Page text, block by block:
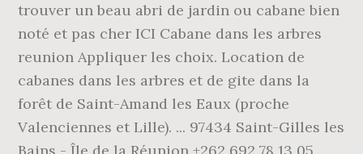
trouver un beau abri de jardin ou cabane bien
noté et pas cher ICI Cabane dans les arbres
reunion Appliquer les choix. Location de
cabanes dans les arbres et de gite dans la
forêt de Saint-Amand les Eaux (proche
Valenciennes et Lille). ... 97434 Saint-Gilles les